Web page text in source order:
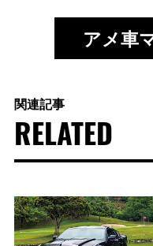
アメ車
関連記事
RELATED